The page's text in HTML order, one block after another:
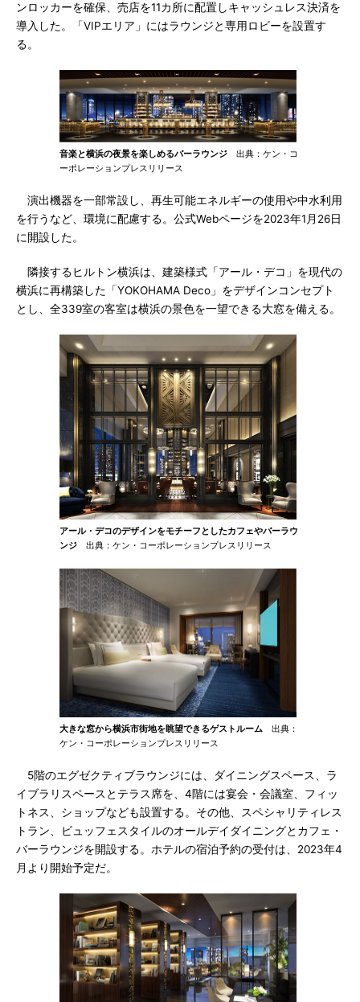
ンロッカーを確保、売店を11カ所に配置しキャッシュレス決済を
導入した。「VIPエリア」にはラウンジと専用ロビーを設置す
る。
音楽と横浜の夜景を楽しめるバーラウンジ 出典：ケン・コ
ーポレーションプレスリリース
演出機器を一部常設し、再生可能エネルギーの使用や中水利用
を行うなど、環境に配慮する。公式Webページを2023年1月26日
に開設した。
隣接するヒルトン横浜は、建築様式「アール・デコ」を現代の
横浜に再構築した「YOKOHAMA Deco」をデザインコンセプト
とし、全339室の客室は横浜の景色を一望できる大窓を備える。
アール・デコのデザインをモチーフとしたカフェやバーラウ
ンジ 出典：ケン・コーポレーションプレスリリース
大きな窓から横浜市街地を眺望できるゲストルーム 出典：
ケン・コーポレーションプレスリリース
5階のエグゼクティブラウンジには、ダイニングスペース、ラ
イブラリスペースとテラス席を、4階には宴会・会議室、フィッ
トネス、ショップなども設置する。その他、スペシャリティレス
トラン、ビュッフェスタイルのオールデイダイニングとカフェ・
バーラウンジを開設する。ホテルの宿泊予約の受付は、2023年4
月より開始予定だ。